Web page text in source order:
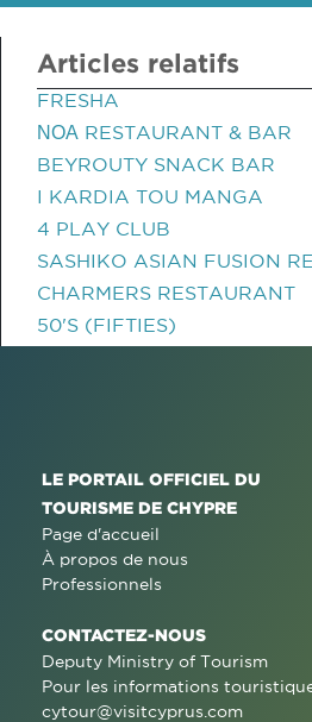
Articles relatifs
FRESHA
ΝΟΑ RESTAURANT & BAR
BEYROUTY SNACK BAR
I KARDIA TOU MANGA
4 PLAY CLUB
SASHIKO ASIAN FUSION
CHARMERS RESTAURANT
50'S (FIFTIES)
LE PORTAIL OFFICIEL DU
TOURISME DE CHYPRE
Page d'accueil
À propos de nous
Professionnels
CONTACTEZ-NOUS
Deputy Ministry of Tourism
Pour les informations
cytour@visitcyprus.com